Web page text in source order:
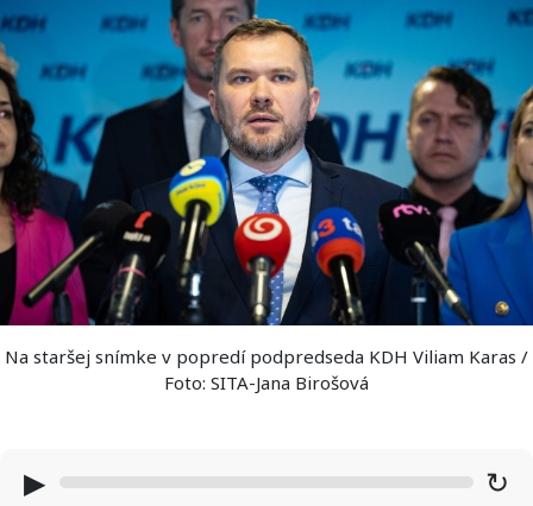
Na staršej snímke v popredí podpredseda KDH Viliam Karas /
Foto: SITA-Jana Birošová
▶ ↻